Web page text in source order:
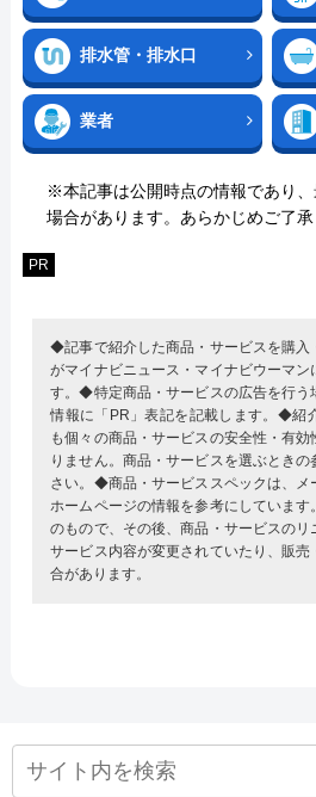
排水管・排水口
業者
※本記事は公開時点の情報であり
場合があります。あらかじめご了承
PR
◆記事で紹介した商品・サービスを購入
がマイナビニュース・マイナビウーマン
す。◆特定商品・サービスの広告を行う
情報に「PR」表記を記載します。◆紹
も個々の商品・サービスの安全性・有
りません。商品・サービスを選ぶとき
さい。◆商品・サービススペックは、メ
ホームページの情報を参考にしていま
のもので、その後、商品・サービスの
サービス内容が変更されていたり、販
合があります。